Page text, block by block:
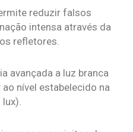
reduzir falsos
intensa através da
refletores.
avançada a luz branca
nível estabelecido na